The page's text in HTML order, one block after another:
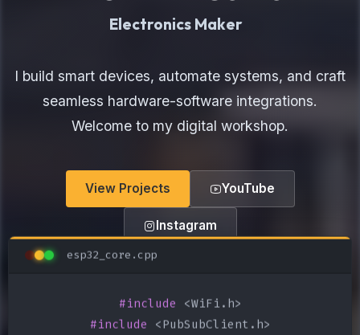
H
I build smart devices, automate systems, and craft
seamless hardware-software integrations.
Welcome to my digital workshop.
View Projects YouTube
Instagram
esp32_core.cpp
#include
#include <PubSubClient.h>